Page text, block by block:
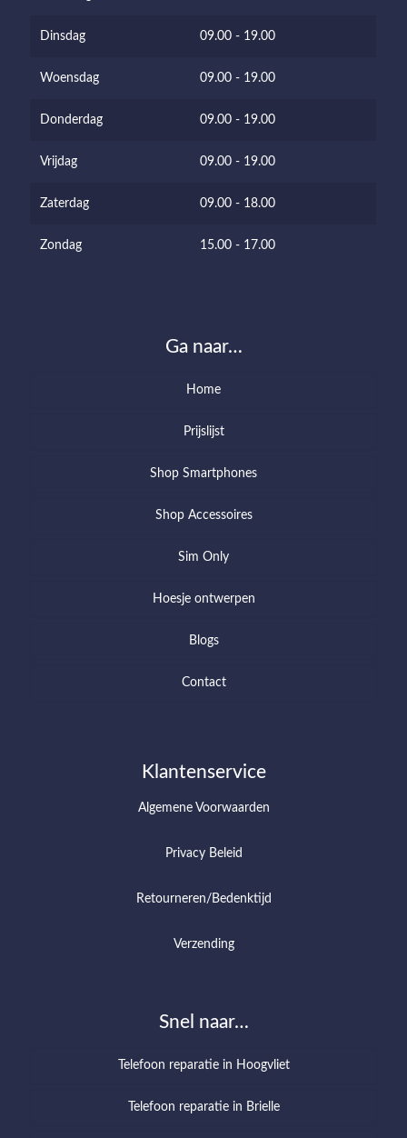
Dinsdag 09.00 - 19.00
Woensdag 09.00 - 19.00
Donderdag 09.00 - 19.00
Vrijdag 09.00 - 19.00
Zaterdag 09.00 - 18.00
Zondag 15.00 - 17.00
Ga naar…
Home
Prijslijst
Shop Smartphones
Shop Accessoires
Sim Only
Hoesje ontwerpen
Blogs
Contact
Klantenservice
Algemene Voorwaarden
Privacy Beleid
Retourneren/Bedenktijd
Verzending
Snel naar…
Telefoon reparatie in Hoogvliet
Telefoon reparatie in Brielle